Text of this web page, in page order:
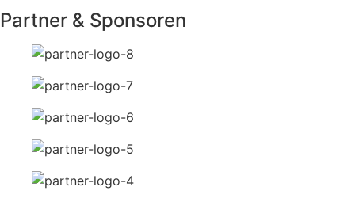
Partner & Sponsoren